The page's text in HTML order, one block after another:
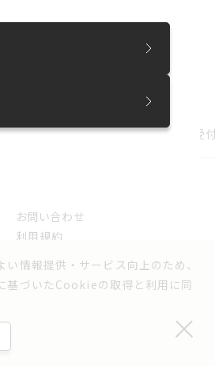
情報提供・サービス向上のため、
基づいたCookieの取得と利用に同
リーズ ワークショップ＆トーク参加受
お問い合わせ
利用規約
Art Festival.